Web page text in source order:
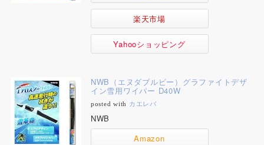
楽天市場
Yahooショッピング
NWB（エヌダブルビー）グラファイトデザ
イン雪用ワイパー D40W
posted with カエレバ
NWB
Amazon